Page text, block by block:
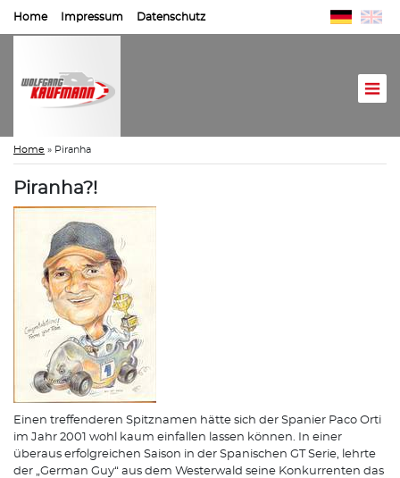
Home Impressum Datenschutz
Home » Piranha
Piranha?!
Einen treffenderen Spitznamen hätte sich der Spanier Paco Orti
im Jahr 2001 wohl kaum einfallen lassen können. In einer
überaus erfolgreichen Saison in der Spanischen GT Serie, lehrte
der „German Guy“ aus dem Westerwald seine Konkurrenten das